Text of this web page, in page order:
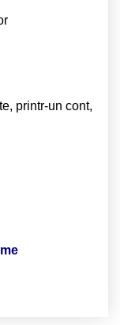
printr-un cont,